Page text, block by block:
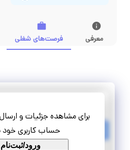
معرفی فرصت‌های شغلی
برای مشاهده جزئیات و ارسال
حساب کاربری
ورود/ثبت‌نام
استخدام کارشناس فروش
تمام وقت استخدام